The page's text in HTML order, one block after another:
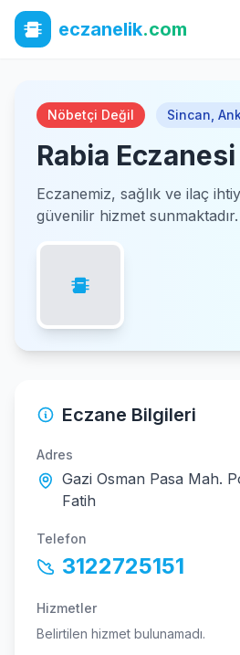
eczanelik.com
Nöbetçi Değil Sincan
Rabia Eczanesi
Eczanemiz, sağlık ve ilaç
güvenilir hizmet sunmaktadır.
Eczane Bilgileri
Adres
Gazi Osman Pasa Mah.
Fatih
Telefon
3122725151
Hizmetler
Belirtilen hizmet bulunamadı.